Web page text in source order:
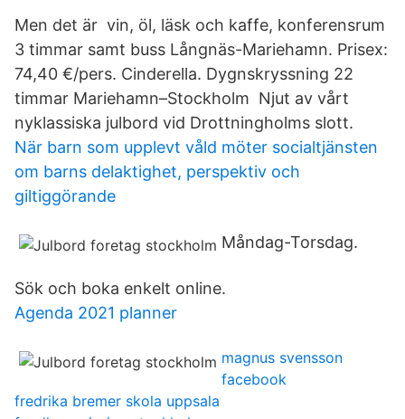
Men det är vin, öl, läsk och kaffe, konferensrum
3 timmar samt buss Långnäs-Mariehamn. Prisex:
74,40 €/pers. Cinderella. Dygnskryssning 22
timmar Mariehamn–Stockholm Njut av vårt
nyklassiska julbord vid Drottningholms slott.
När barn som upplevt våld möter socialtjänsten
om barns delaktighet, perspektiv och
giltiggörande
Måndag-Torsdag.
Sök och boka enkelt online.
Agenda 2021 planner
magnus svensson
facebook
fredrika bremer skola uppsala